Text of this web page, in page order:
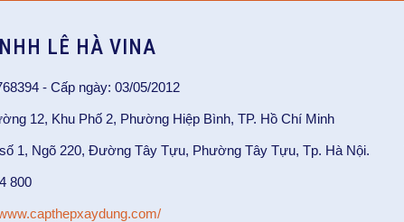
LÊ HÀ VINA
- Cấp ngày: 03/05/2012
12, Khu Phố 2, Phường Hiệp Bình, TP. Hồ Chí Minh
1, Ngõ 220, Đường Tây Tựu, Phường Tây Tựu, Tp. Hà Nội.
800